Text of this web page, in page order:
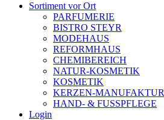
Sortiment vor Ort
PARFUMERIE
BISTRO STEYR
MODEHAUS
REFORMHAUS
CHEMIBEREICH
NATUR-KOSMETIK
KOSMETIK
KERZEN-MANUFAKTUR
HAND- & FUSSPFLEGE
Login